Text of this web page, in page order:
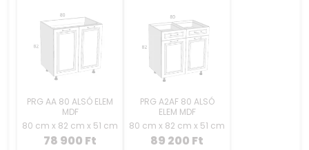
PRG AA 80 ALSÓ ELEM
MDF
80 cm x 82 cm x 51 cm
78 900 Ft
PRG A2AF 80 ALSÓ
ELEM MDF
80 cm x 82 cm x 51 cm
89 200 Ft